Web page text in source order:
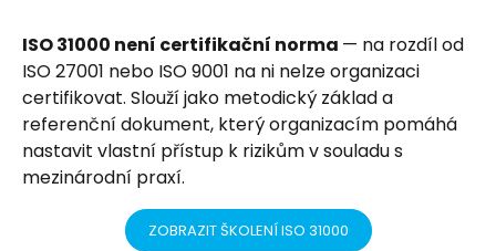
ISO 31000 není certifikační norma — na rozdíl od
ISO 27001 nebo ISO 9001 na ni nelze organizaci
certifikovat. Slouží jako metodický základ a
referenční dokument, který organizacím pomáhá
nastavit vlastní přístup k rizikům v souladu s
mezinárodní praxí.
ZOBRAZIT ŠKOLENÍ ISO 31000